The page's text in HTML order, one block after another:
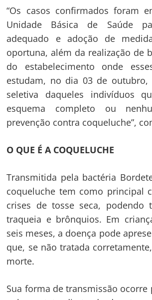
“Os casos confirmados foram
Unidade Básica de Saúde
adequado e adoção de
oportuna, além da realização de
do estabelecimento onde
estudam, no dia 03 de outubro,
seletiva daqueles indivíduos
esquema completo ou
prevenção contra coqueluche”,
O QUE É A COQUELUCHE
Transmitida pela bactéria
coqueluche tem como principal
crises de tosse seca, podendo
traqueia e brônquios. Em
seis meses, a doença pode
que, se não tratada
morte.
Sua forma de transmissão